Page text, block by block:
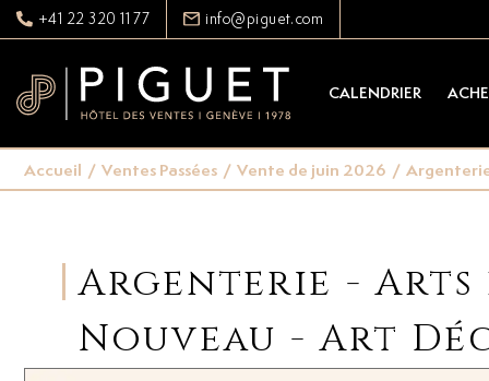
+41 22 320 11 77 info@piguet.com
CALENDRIER
Accueil / Ventes Passées / Vente de juin 2026 /
Argenterie - Arts
Nouveau - Art